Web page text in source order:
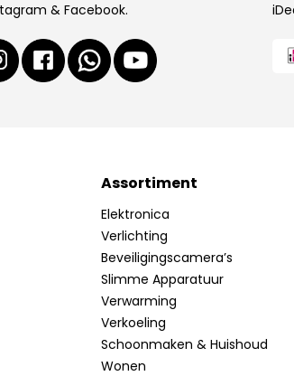
& Facebook.
Assortiment
Elektronica
Verlichting
Beveiligingscamera’s
Slimme Apparatuur
Verwarming
Verkoeling
Schoonmaken & Huishoud
Wonen